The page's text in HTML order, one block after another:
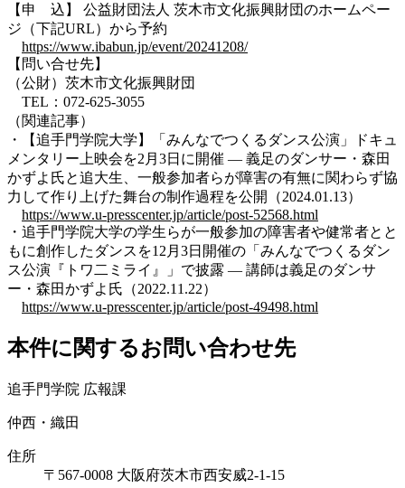
【申 込】 公益財団法人 茨木市文化振興財団のホームペー
ジ（下記URL）から予約
https://www.ibabun.jp/event/20241208/
【問い合せ先】
（公財）茨木市文化振興財団
TEL：072-625-3055
（関連記事）
・【追手門学院大学】「みんなでつくるダンス公演」ドキュ
メンタリー上映会を2月3日に開催 ― 義足のダンサー・森田
かずよ氏と追大生、一般参加者らが障害の有無に関わらず協
力して作り上げた舞台の制作過程を公開（2024.01.13）
https://www.u-presscenter.jp/article/post-52568.html
・追手門学院大学の学生らが一般参加の障害者や健常者とと
もに創作したダンスを12月3日開催の「みんなでつくるダン
ス公演『トワ二ミライ』」で披露 — 講師は義足のダンサ
ー・森田かずよ氏（2022.11.22）
https://www.u-presscenter.jp/article/post-49498.html
本件に関するお問い合わせ先
追手門学院 広報課
仲西・織田
住所
〒567-0008 大阪府茨木市西安威2-1-15